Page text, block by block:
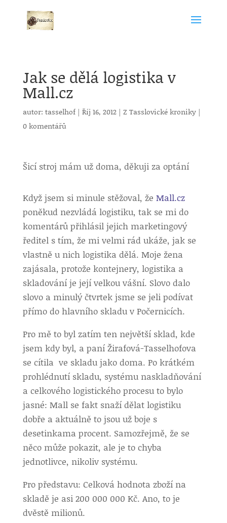
Jak se dělá logistika v
Mall.cz
autor: tasselhof| Říj 16, 2012| Z Tasslovické kroniky|
0 komentářů
Šicí stroj mám už doma, děkuji za optání
Když jsem si minule stěžoval, že Mall.cz
poněkud nezvládá logistiku, tak se mi do
komentárů přihlásil jejich marketingový
ředitel s tím, že mi velmi rád ukáže, jak se
vlastně u nich logistika dělá. Moje žena
zajásala, protože kontejnery, logistika a
skladování je její velkou vášní. Slovo dalo
slovo a minulý čtvrtek jsme se jeli podívat
přímo do hlavního skladu v Počernicích.
Pro mě to byl zatím ten největší sklad, kde
jsem kdy byl, a paní Žirafová-Tasselhofova
se cítila ve skladu jako doma. Po krátkém
prohlédnutí skladu, systému naskladňování
a celkového logistického procesu to bylo
jasné: Mall se fakt snaží dělat logistiku
dobře a aktuálně to jsou už boje s
desetinkama procent. Samozřejmě, že se
něco může pokazit, ale je to chyba
jednotlivce, nikoliv systému.
Pro představu: Celková hodnota zboží na
skladě je asi 200 000 000 Kč. Ano, to je
dvěstě milionů.